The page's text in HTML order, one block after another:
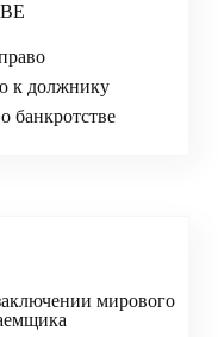
к должнику
банкротстве